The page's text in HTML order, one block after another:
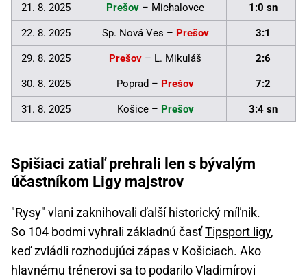
21. 8. 2025 Prešov – Michalovce 1:0 sn
22. 8. 2025 Sp. Nová Ves – Prešov 3:1
29. 8. 2025 Prešov – L. Mikuláš 2:6
30. 8. 2025 Poprad – Prešov 7:2
31. 8. 2025 Košice – Prešov 3:4 sn
Spišiaci zatiaľ prehrali len s bývalým
účastníkom Ligy majstrov
"Rysy" vlani zaknihovali ďalší historický míľnik.
So 104 bodmi vyhrali základnú časťTipsport ligy,
keď zvládli rozhodujúci zápas v Košiciach. Ako
hlavnému trénerovi sa to podarilo Vladimírovi